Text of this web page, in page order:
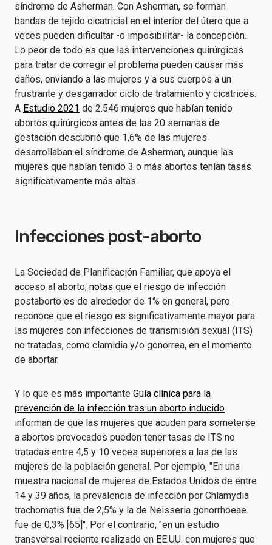
síndrome de Asherman. Con Asherman, se forman
bandas de tejido cicatricial en el interior del útero que a
veces pueden dificultar -o imposibilitar- la concepción.
Lo peor de todo es que las intervenciones quirúrgicas
para tratar de corregir el problema pueden causar más
daños, enviando a las mujeres y a sus cuerpos a un
frustrante y desgarrador ciclo de tratamiento y cicatrices.
A Estudio 2021 de 2.546 mujeres que habían tenido
abortos quirúrgicos antes de las 20 semanas de
gestación descubrió que 1,6% de las mujeres
desarrollaban el síndrome de Asherman, aunque las
mujeres que habían tenido 3 o más abortos tenían tasas
significativamente más altas.
Infecciones post-aborto
La Sociedad de Planificación Familiar, que apoya el
acceso al aborto, notas que el riesgo de infección
postaborto es de alrededor de 1% en general, pero
reconoce que el riesgo es significativamente mayor para
las mujeres con infecciones de transmisión sexual (ITS)
no tratadas, como clamidia y/o gonorrea, en el momento
de abortar.
Y lo que es más importante Guía clínica para la
prevención de la infección tras un aborto inducido
informan de que las mujeres que acuden para someterse
a abortos provocados pueden tener tasas de ITS no
tratadas entre 4,5 y 10 veces superiores a las de las
mujeres de la población general. Por ejemplo, "En una
muestra nacional de mujeres de Estados Unidos de entre
14 y 39 años, la prevalencia de infección por Chlamydia
trachomatis fue de 2,5% y la de Neisseria gonorrhoeae
fue de 0,3% [65]". Por el contrario, "en un estudio
transversal reciente realizado en EE.UU. con mujeres que